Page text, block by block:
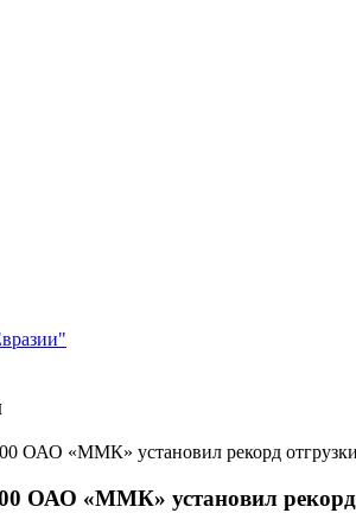
ОАО «ММК» установил рекорд